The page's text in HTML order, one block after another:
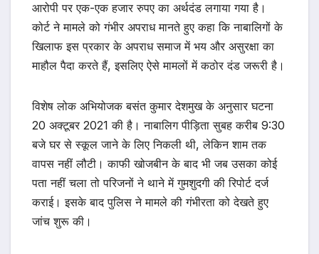
आरोपी पर एक-एक हजार रुपए का अर्थदंड लगाया गया है।
कोर्ट ने मामले को गंभीर अपराध मानते हुए कहा कि नाबालिगों के
खिलाफ इस प्रकार के अपराध समाज में भय और असुरक्षा का
माहौल पैदा करते हैं, इसलिए ऐसे मामलों में कठोर दंड जरूरी है।
विशेष लोक अभियोजक बसंत कुमार देशमुख के अनुसार घटना
20 अक्टूबर 2021 की है। नाबालिग पीड़िता सुबह करीब 9:30
बजे घर से स्कूल जाने के लिए निकली थी, लेकिन शाम तक
वापस नहीं लौटी। काफी खोजबीन के बाद भी जब उसका कोई
पता नहीं चला तो परिजनों ने थाने में गुमशुदगी की रिपोर्ट दर्ज
कराई। इसके बाद पुलिस ने मामले की गंभीरता को देखते हुए
जांच शुरू की।